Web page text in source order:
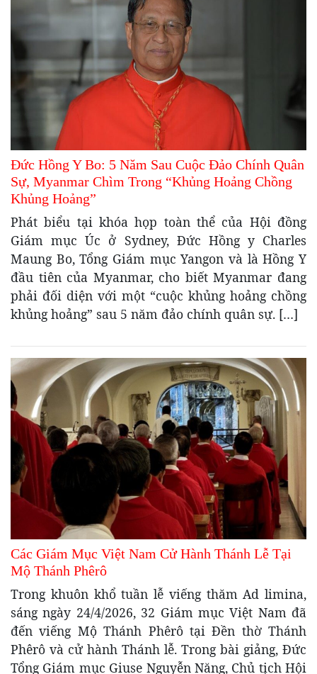
Đức Hồng Y Bo: 5 Năm Sau Cuộc Đảo Chính Quân
Sự, Myanmar Chìm Trong “Khủng Hoảng Chồng
Khủng Hoảng”
Phát biểu tại khóa họp toàn thể của Hội đồng
Giám mục Úc ở Sydney, Đức Hồng y Charles
Maung Bo, Tổng Giám mục Yangon và là Hồng Y
đầu tiên của Myanmar, cho biết Myanmar đang
phải đối diện với một “cuộc khủng hoảng chồng
khủng hoảng” sau 5 năm đảo chính quân sự. […]
Các Giám Mục Việt Nam Cử Hành Thánh Lễ Tại
Mộ Thánh Phêrô
Trong khuôn khổ tuần lễ viếng thăm Ad limina,
sáng ngày 24/4/2026, 32 Giám mục Việt Nam đã
đến viếng Mộ Thánh Phêrô tại Đền thờ Thánh
Phêrô và cử hành Thánh lễ. Trong bài giảng, Đức
Tổng Giám mục Giuse Nguyễn Năng, Chủ tịch Hội